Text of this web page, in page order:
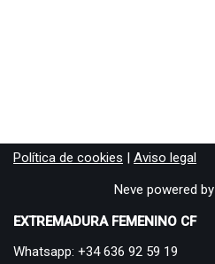
Política de cookies | Aviso legal
Neve powered by
EXTREMADURA FEMENINO CF
Whatsapp: +34 636 92 59 19